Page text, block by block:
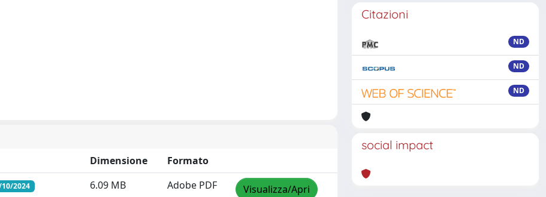
Dimensione
Formato
2024 6.09 MB Adobe PDF Visualizza/Apri
Citazioni
ND
ND
ND
social impact